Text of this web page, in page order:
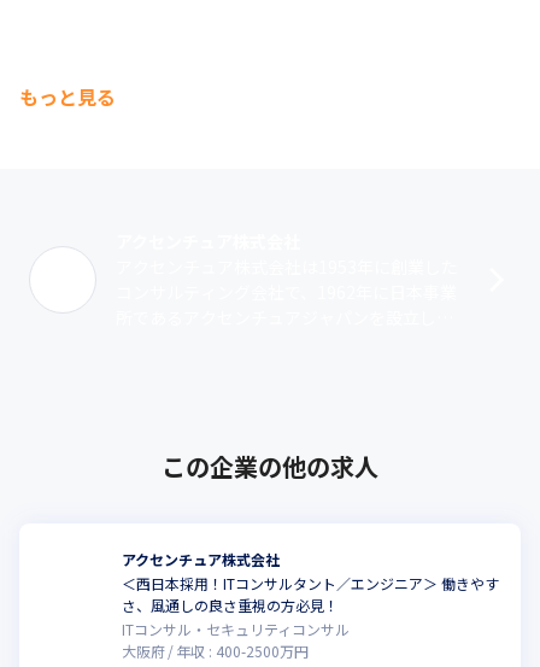
もっと見る
この企業の他の求人
アクセンチュア株式会社
＜西日本採用！ITコンサルタント／エンジニア＞ 働きやす
さ、風通しの良さ重視の方必見！
ITコンサル・セキュリティコンサル
大阪府
年収 : 400-2500万円